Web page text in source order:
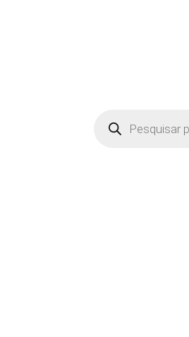
produtos